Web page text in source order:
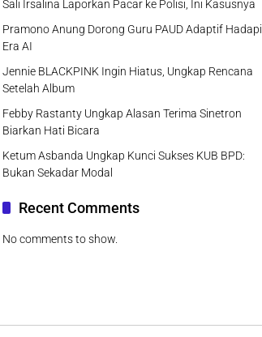
Sali Irsalina Laporkan Pacar ke Polisi, Ini Kasusnya
Pramono Anung Dorong Guru PAUD Adaptif Hadapi
Era AI
Jennie BLACKPINK Ingin Hiatus, Ungkap Rencana
Setelah Album
Febby Rastanty Ungkap Alasan Terima Sinetron
Biarkan Hati Bicara
Ketum Asbanda Ungkap Kunci Sukses KUB BPD:
Bukan Sekadar Modal
Recent Comments
No comments to show.